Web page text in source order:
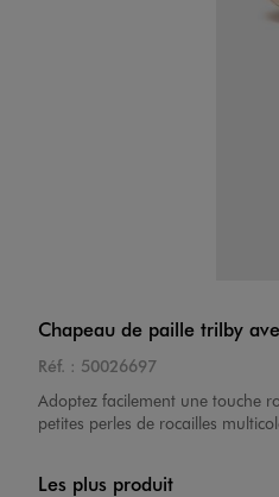
Chapeau de paille trilby
Réf. : 50026697
Adoptez facilement une touche
petites perles de rocailles
Les plus produit